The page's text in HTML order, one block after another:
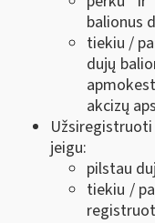
balionus
tiekiu /
dujų
akcizų
jeigu:
pilstau
tiekiu /